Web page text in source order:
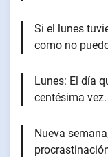
Si el lunes
como no
Lunes: El día
centésima vez.
Nueva